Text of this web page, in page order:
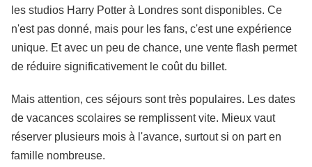
les studios Harry Potter à Londres sont disponibles. Ce
n'est pas donné, mais pour les fans, c'est une expérience
unique. Et avec un peu de chance, une vente flash permet
de réduire significativement le coût du billet.
Mais attention, ces séjours sont très populaires. Les dates
de vacances scolaires se remplissent vite. Mieux vaut
réserver plusieurs mois à l'avance, surtout si on part en
famille nombreuse.